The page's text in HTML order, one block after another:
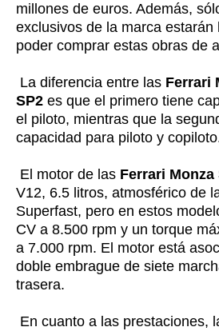
millones de euros. Además,
exclusivos de la marca estarán
poder comprar estas obras de
La diferencia entre las Ferrari
SP2 es que el primero tiene
el piloto, mientras que la
capacidad para piloto y
El motor de las Ferrari Monza
V12, 6.5 litros, atmosférico de
Superfast, pero en estos
CV a 8.500 rpm y un torque
a 7.000 rpm. El motor está
doble embrague de siete
trasera.
En cuanto a las prestaciones,